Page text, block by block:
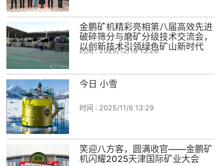
金鹏矿机精彩亮相第八届高效先进
破碎筛分与磨矿分级技术交流会，
以创新技术引领绿色矿山新时代
时间 :2025/12/16 13:26
今日 小雪
时间 : 2025/11/6 13:29
笑迎八方客，圆满收官——金鹏矿
机闪耀2025天津国际矿业大会